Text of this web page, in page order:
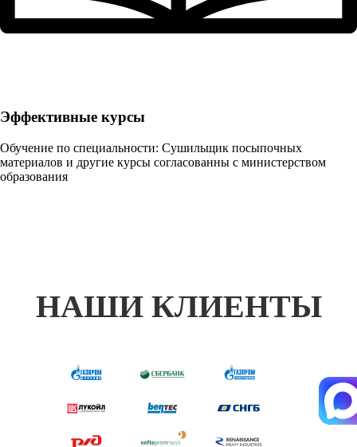
Эффективные курсы
Обучение по специальности: Сушильщик посыпочных
материалов и другие курсы согласованны с министерством
образования
НАШИ КЛИЕНТЫ